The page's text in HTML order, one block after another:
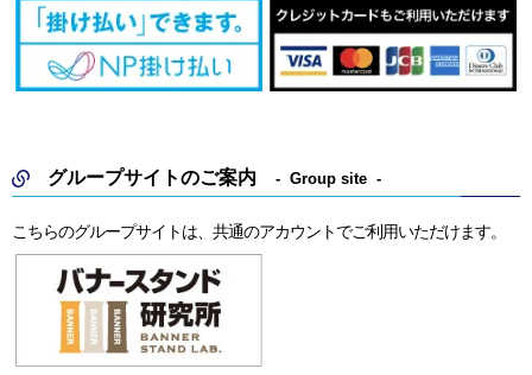
グループサイトのご案内 Group site
こちらのグループサイトは、共通のアカウントでご利用いただけます。